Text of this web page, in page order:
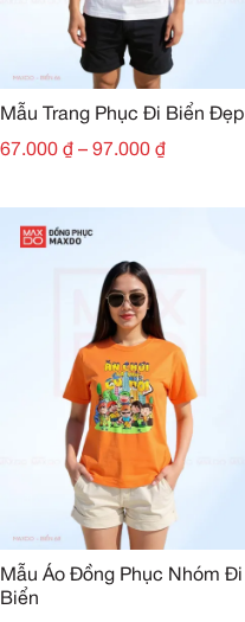
Mẫu Trang Phục Đi Biển Đẹp
67.000 ₫ – 97.000 ₫
Mẫu Áo Đồng Phục Nhóm Đi
Biển